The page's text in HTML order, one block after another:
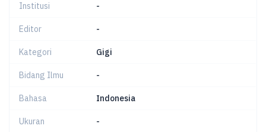
Institusi -
Editor -
Kategori Gigi
Bidang Ilmu -
Bahasa Indonesia
Ukuran -